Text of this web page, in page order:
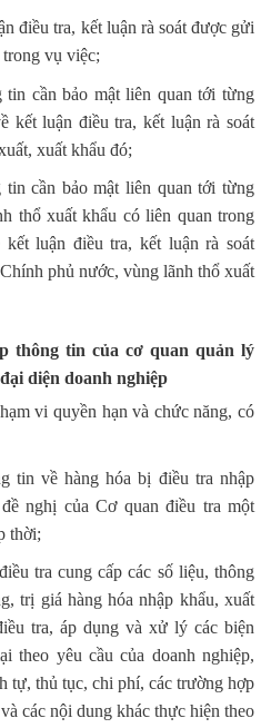
điều tra, kết luận rà soát được gửi
trong vụ việc;
tin cần bảo mật liên quan tới từng
kết luận điều tra, kết luận rà soát
xuất khẩu đó;
cần bảo mật liên quan tới từng
thổ xuất khẩu có liên quan trong
luận điều tra, kết luận rà soát
phủ nước, vùng lãnh thổ xuất
thông tin của cơ quan quản lý
diện doanh nghiệp
vi quyền hạn và chức năng, có
tin về hàng hóa bị điều tra nhập
nghị của Cơ quan điều tra một
thời;
tra cung cấp các số liệu, thông
trị giá hàng hóa nhập khẩu, xuất
tra, áp dụng và xử lý các biện
theo yêu cầu của doanh nghiệp,
tự, thủ tục, chi phí, các trường hợp
các nội dung khác thực hiện theo